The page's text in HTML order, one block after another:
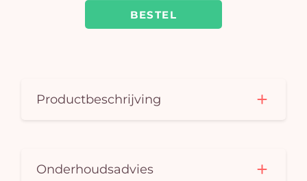
BESTEL
Productbeschrijving
Onderhoudsadvies